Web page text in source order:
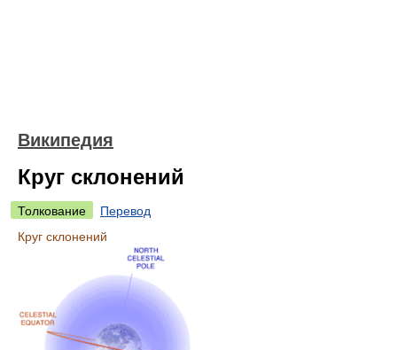
Википедия
Круг склонений
Толкование
Перевод
Круг склонений